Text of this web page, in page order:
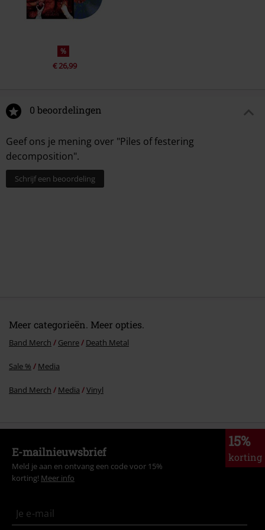
Ruptured in Purulence (Carcass cover)
%
€ 26,99
0 beoordelingen
Geef ons je mening over "Piles of festering
decomposition".
Schrijf een beoordeling
Meer categorieën. Meer opties.
Band Merch Genre Death Metal
Sale % Media
Band Merch Media Vinyl
15%
korting
E-mailnieuwsbrief
Meld je aan en ontvang een code voor 15%
korting! Meer info